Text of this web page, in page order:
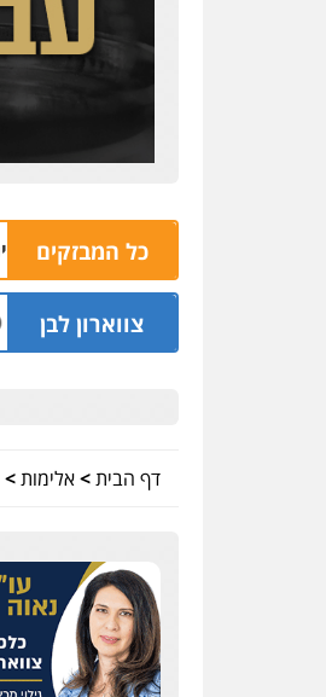
כל המבזקים
04.08 | 16:32
צווארון לבן
דף הבית>אלימות>